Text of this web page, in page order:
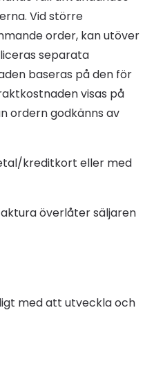
Vid större
order, kan utöver
separata
baseras på den för
visas på
ordern godkänns av
kreditkort eller med
överlåter säljaren
med att utveckla och